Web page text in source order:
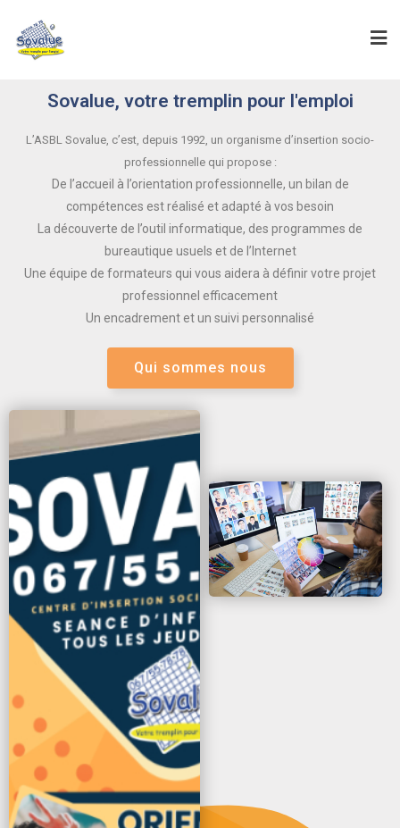
Sovalue, votre tremplin pour l'emploi
L’ASBL Sovalue, c’est, depuis 1992, un organisme d’insertion socio-
professionnelle qui propose :
De l’accueil à l’orientation professionnelle, un bilan de
compétences est réalisé et adapté à vos besoin
La découverte de l’outil informatique, des programmes de
bureautique usuels et de l’Internet
Une équipe de formateurs qui vous aidera à définir votre projet
professionnel efficacement
Un encadrement et un suivi personnalisé
Qui sommes nous